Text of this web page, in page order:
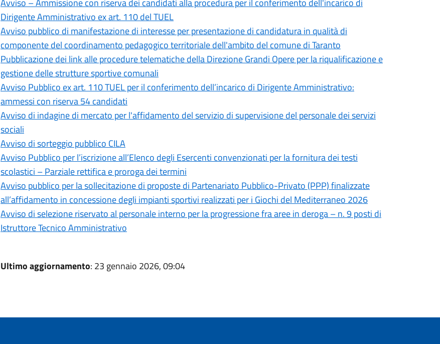
Avviso – Ammissione con riserva dei candidati alla procedura per il conferimento dell'incarico di
Dirigente Amministrativo ex art. 110 del TUEL
Avviso pubblico di manifestazione di interesse per presentazione di candidatura in qualità di
componente del coordinamento pedagogico territoriale dell'ambito del comune di Taranto
Pubblicazione dei link alle procedure telematiche della Direzione Grandi Opere per la riqualificazione e
gestione delle strutture sportive comunali
Avviso Pubblico ex art. 110 TUEL per il conferimento dell’incarico di Dirigente Amministrativo:
ammessi con riserva 54 candidati
Avviso di indagine di mercato per l'affidamento del servizio di supervisione del personale dei servizi
sociali
Avviso di sorteggio pubblico CILA
Avviso Pubblico per l’iscrizione all’Elenco degli Esercenti convenzionati per la fornitura dei testi
scolastici – Parziale rettifica e proroga dei termini
Avviso pubblico per la sollecitazione di proposte di Partenariato Pubblico-Privato (PPP) finalizzate
all’affidamento in concessione degli impianti sportivi realizzati per i Giochi del Mediterraneo 2026
Avviso di selezione riservato al personale interno per la progressione fra aree in deroga – n. 9 posti di
Istruttore Tecnico Amministrativo
Ultimo aggiornamento: 23 gennaio 2026, 09:04